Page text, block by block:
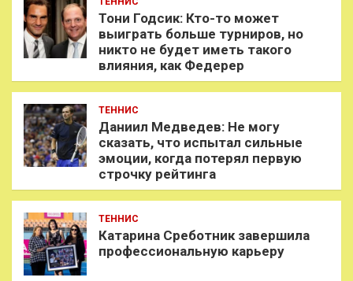
Тони Годсик: Кто-то может
выиграть больше турниров, но
никто не будет иметь такого
влияния, как Федерер
ТЕННИС
Даниил Медведев: Не могу
сказать, что испытал сильные
эмоции, когда потерял первую
строчку рейтинга
ТЕННИС
Катарина Среботник завершила
профессиональную карьеру